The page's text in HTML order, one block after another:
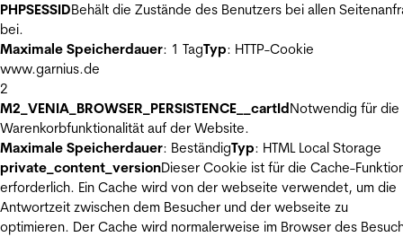
PHPSESSIDBehält die Zustände des Benutzers bei allen
bei.
Maximale Speicherdauer: 1 TagTyp: HTTP-Cookie
www.garnius.de
2
M2_VENIA_BROWSER_PERSISTENCE__cartIdNotwendig für die
Warenkorbfunktionalität auf der Website.
Maximale Speicherdauer: BeständigTyp: HTML Local Storage
private_content_versionDieser Cookie ist für die Cache-
erforderlich. Ein Cache wird von der webseite verwendet, um die
Antwortzeit zwischen dem Besucher und der webseite zu
optimieren. Der Cache wird normalerweise im Browser des